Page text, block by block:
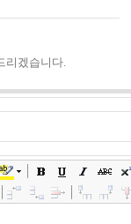
리겠습니다.